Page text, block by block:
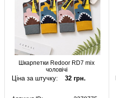
Шкарпетки Redoor RD7 mix
чоловічі
Ціна за штучку: 32 грн.